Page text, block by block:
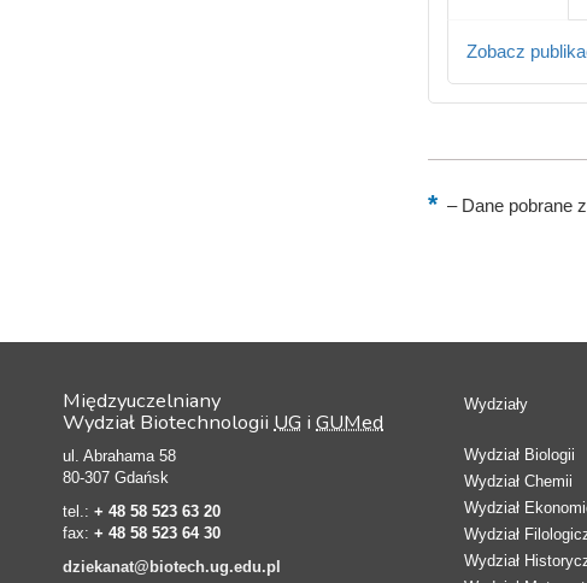
Zobacz
–Dane pobrane
Międzyuczelniany
Wydział Biotechnologii UG i GUMed
ul. Abrahama 58
80-307 Gdańsk
tel.: + 48 58 523 63 20
fax: + 48 58 523 64 30
dziekanat@biotech.ug.edu.pl
Wydziały
Wydział Biologii
Wydział Chemii
Wydział
Wydział
Wydział